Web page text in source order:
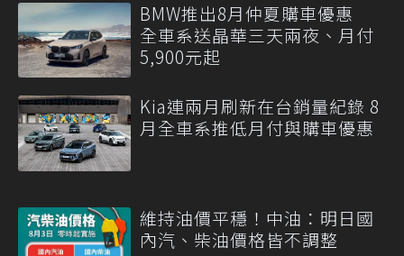
BMW推出8月仲夏購車優惠
全車系送晶華三天兩夜、月付
5,900元起
Kia連兩月刷新在台銷量紀錄 8
月全車系推低月付與購車優惠
維持油價平穩！中油：明日國
內汽、柴油價格皆不調整